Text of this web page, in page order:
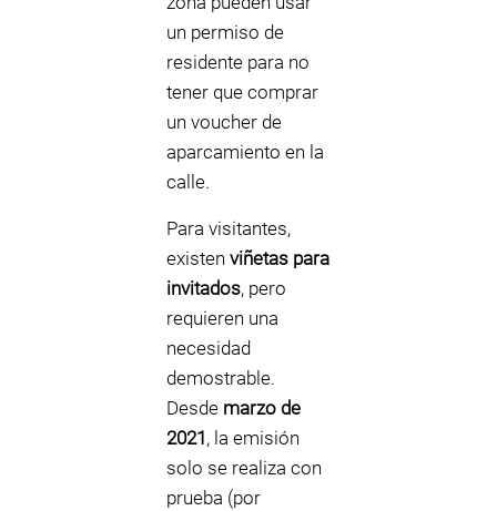
un permiso de
residente para no
tener que comprar
un voucher de
aparcamiento en la
calle.
Para visitantes,
existen viñetas para
invitados, pero
requieren una
necesidad
demostrable.
Desde marzo de
2021, la emisión
solo se realiza con
prueba (por